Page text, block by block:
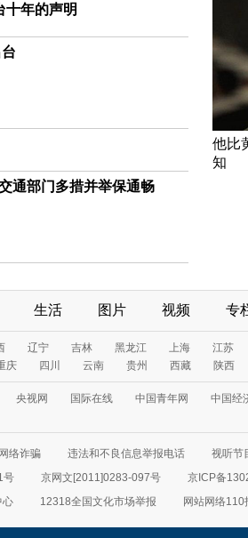
十年的声明
通部门多措并举保通畅
他比
知
生活 图片 视频 专
辽宁 吉林 黑龙江 上海 江苏
庆 四川 云南 贵州 西藏 陕西
央视网 国际在线 中国青年网 中国经
络诈骗 违法和不良信息举报电话
视听节
号
京网文[2011]0283-097号
京ICP备
心
12318全国文化市场举报 网站网络110